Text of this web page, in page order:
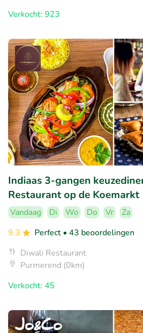
Verkocht: 923
Indiaas 3-gangen
Restaurant op de Koemarkt
Vandaag Di Wo Do Vr
Za
9.3
Perfect • 43 beoordelingen
Diwali Restaurant
Purmerend (0km)
Verkocht: 45